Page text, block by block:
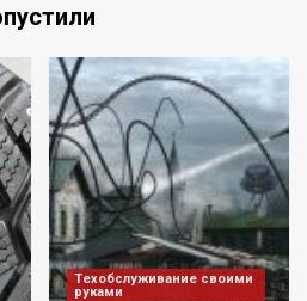
Техобслуживание своими
руками